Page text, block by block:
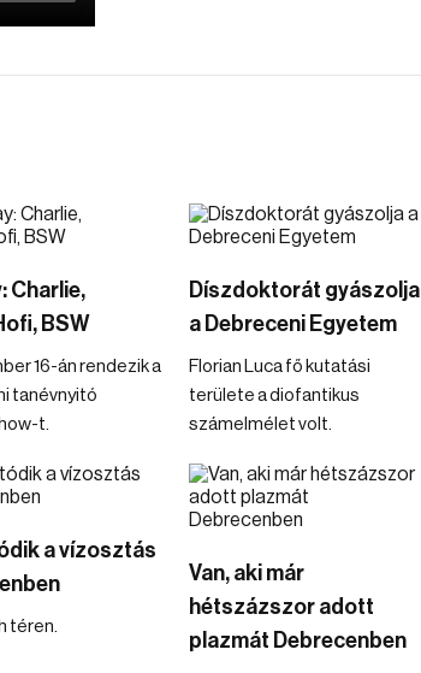
Charlie,
BSW
16-án rendezik a
tanévnyitó
t.
Díszdoktorát gyászolja
a Debreceni Egyetem
Florian Luca fő kutatási
területe a diofantikus
számelmélet volt.
a vízosztás
téren.
Van, aki már
hétszázszor adott
plazmát Debrecenben